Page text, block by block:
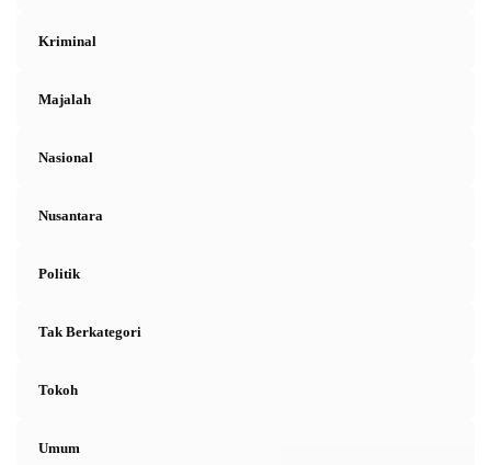
Kriminal
Majalah
Nasional
Nusantara
Politik
Tak Berkategori
Tokoh
Umum